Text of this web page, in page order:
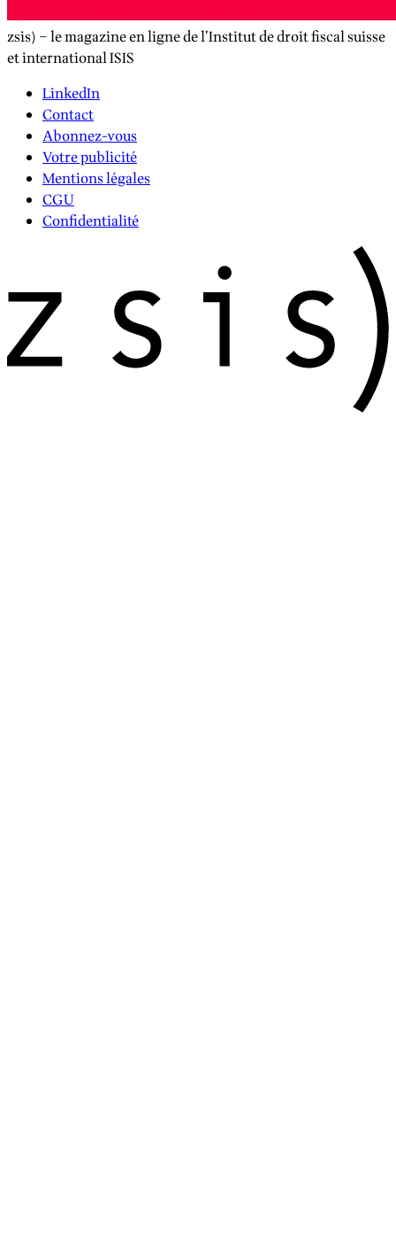
zsis) – le magazine en ligne de l’Institut de droit fiscal suisse
et international ISIS
LinkedIn
Contact
Abonnez-vous
Votre publicité
Mentions légales
CGU
Confidentialité